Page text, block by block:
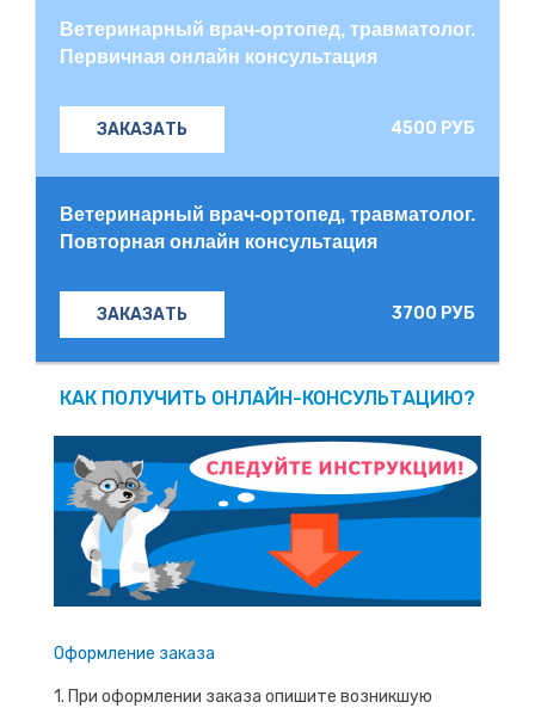
Ветеринарный врач-ортопед, травматолог.
Первичная онлайн консультация
ЗАКАЗАТЬ 4500 РУБ
Ветеринарный врач-ортопед, травматолог.
Повторная онлайн консультация
ЗАКАЗАТЬ 3700 РУБ
КАК ПОЛУЧИТЬ ОНЛАЙН-КОНСУЛЬТАЦИЮ?
Оформление заказа
1. При оформлении заказа опишите возникшую